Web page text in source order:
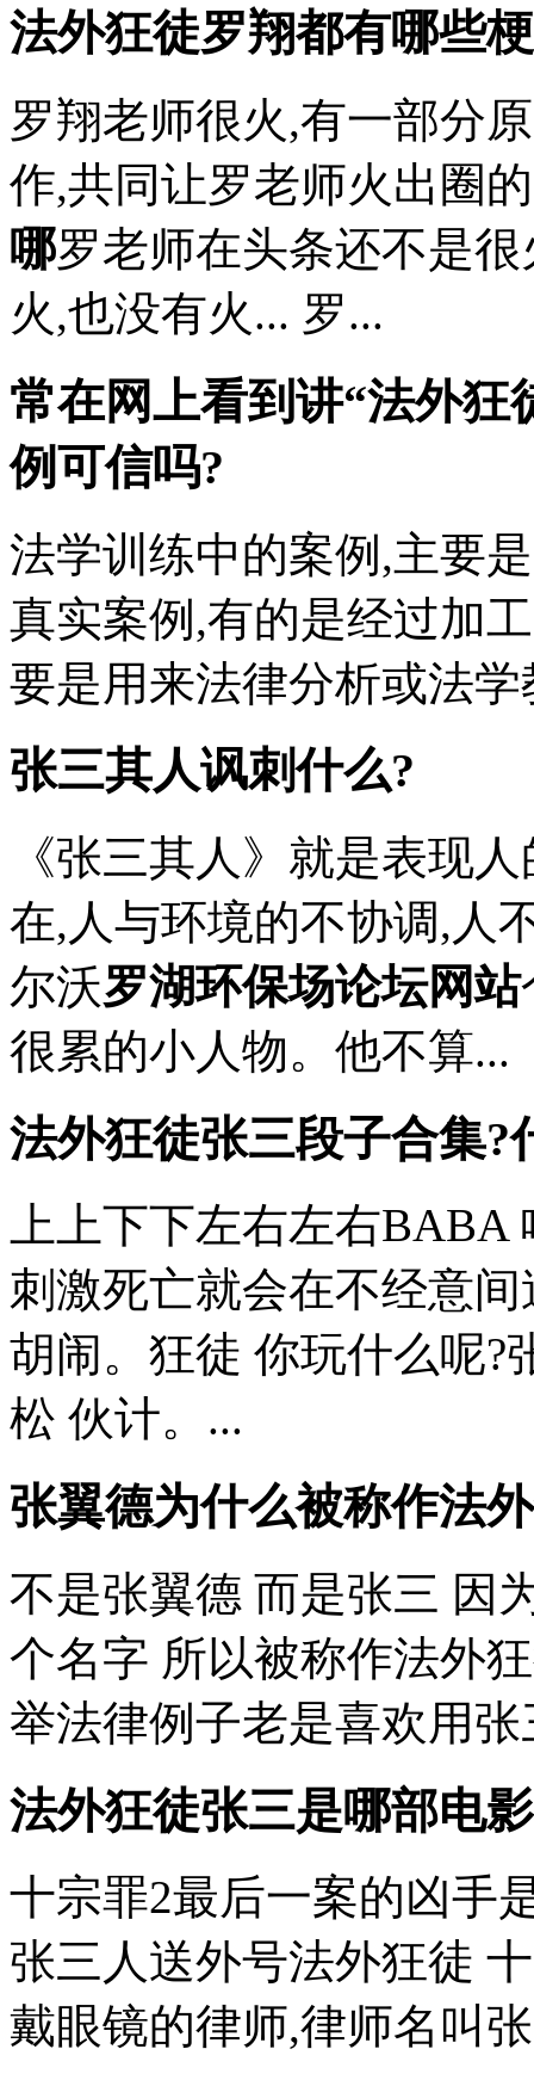
法外狂徒罗翔都有哪些
罗翔老师很火,有一部分
作,共同让罗老师火出圈
哪罗老师在头条还不是
火,也没有火... 罗...
常在网上看到讲“法外狂
例可信吗?
法学训练中的案例,主要
真实案例,有的是经过加
要是用来法律分析或法
张三其人讽刺什么?
《张三其人》就是表现
在,人与环境的不协调,人
尔沃罗湖环保场论坛网站
很累的小人物。他不算...
法外狂徒张三段子合集?
上上下下左右左右
刺激死亡就会在不经意
胡闹。狂徒 你玩什么呢?
松 伙计。...
张翼德为什么被称作法
不是张翼德 而是张三 因
个名字 所以被称作法外
举法律例子老是喜欢用
法外狂徒张三是哪部电
十宗罪2最后一案的凶手
张三人送外号法外狂徒
戴眼镜的律师,律师名叫